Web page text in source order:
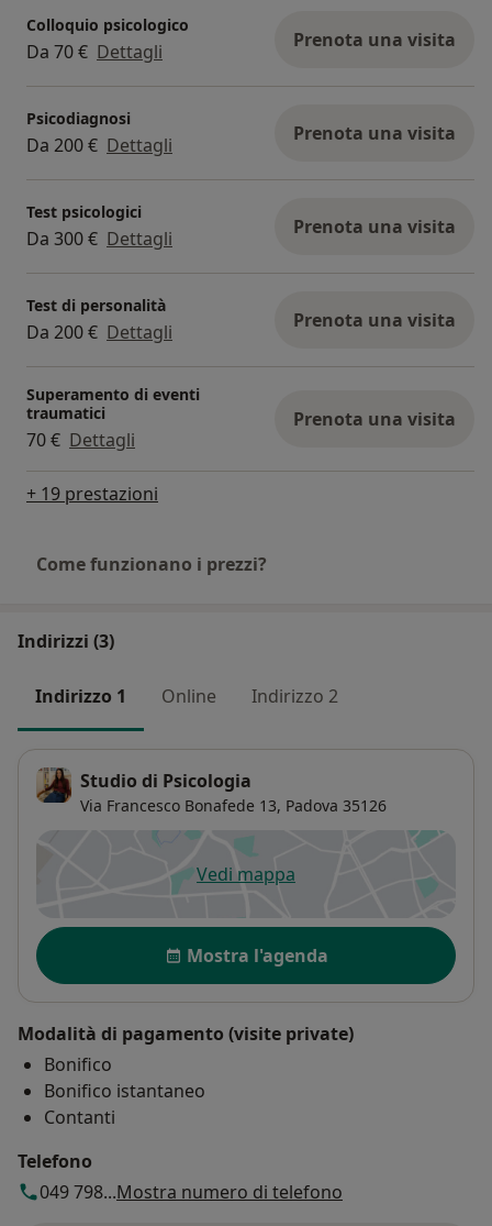
Colloquio psicologico
Da 70 € Dettagli Prenota una visita
Psicodiagnosi
Da 200 € Dettagli Prenota una visita
Test psicologici
Da 300 € Dettagli Prenota una visita
Test di personalità
Da 200 € Dettagli Prenota una visita
Superamento di eventi
traumatici
70 € Dettagli
Prenota una visita
+ 19 prestazioni
Come funzionano i prezzi?
Indirizzi (3)
Indirizzo 1 Online Indirizzo 2
Studio di Psicologia
Via Francesco Bonafede 13, Padova 35126
Vedi mappasi apre in una nuova scheda
Disponibilità
Mostra l'agenda
Modalità di pagamento (visite private)
Bonifico
Bonifico istantaneo
Contanti
Telefono
049 798...Mostra numero di telefono